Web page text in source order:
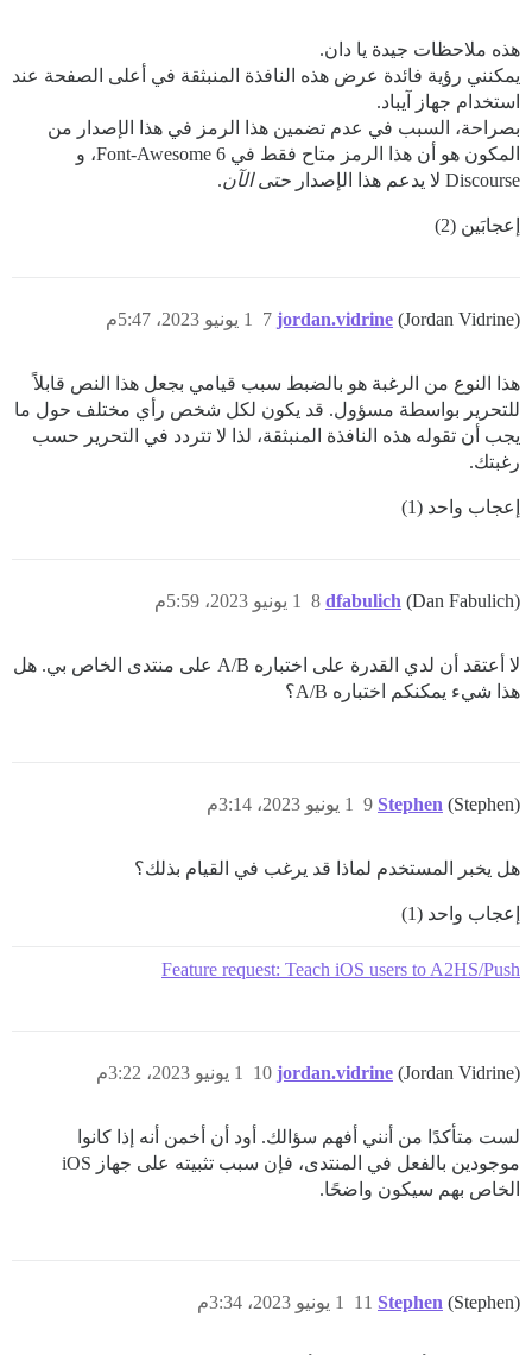
هذه ملاحظات جيدة يا دان.
يمكنني رؤية فائدة عرض هذه النافذة المنبثقة في أعلى الصفحة عند
استخدام جهاز آيباد.
بصراحة، السبب في عدم تضمين هذا الرمز في هذا الإصدار من
المكون هو أن هذا الرمز متاح فقط في Font-Awesome 6، و
Discourse لا يدعم هذا الإصدار
حتى الآن.
إعجابَين (2)
jordan.vidrine (Jordan Vidrine) 1 يونيو 2023، 5:47م 7
هذا النوع من الرغبة هو بالضبط سبب قيامي بجعل هذا النص قابلاً
للتحرير بواسطة مسؤول. قد يكون لكل شخص رأي مختلف حول ما
يجب أن تقوله هذه النافذة المنبثقة، لذا لا تتردد في التحرير حسب
رغبتك.
إعجاب واحد (1)
dfabulich (Dan Fabulich) 1 يونيو 2023، 5:59م 8
لا أعتقد أن لدي القدرة على اختباره A/B على منتدى الخاص بي. هل
هذا شيء يمكنكم اختباره A/B؟
Stephen (Stephen) 1 يونيو 2023، 3:14م 9
هل يخبر المستخدم لماذا قد يرغب في القيام بذلك؟
إعجاب واحد (1)
Feature request: Teach iOS users to A2HS/Push
jordan.vidrine (Jordan Vidrine) 1 يونيو 2023، 3:22م 10
لست متأكدًا من أنني أفهم سؤالك. أود أن أخمن أنه إذا كانوا
موجودين بالفعل في المنتدى، فإن سبب تثبيته على جهاز iOS
الخاص بهم سيكون واضحًا.
Stephen (Stephen) 1 يونيو 2023، 3:34م 11